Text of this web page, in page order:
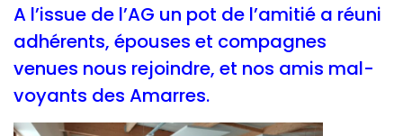
A l’issue de l’AG un pot de l’amitié a réuni
adhérents, épouses et compagnes
venues nous rejoindre, et nos amis mal-
voyants des Amarres.